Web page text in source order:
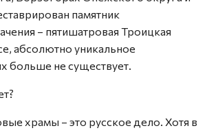
памятник
– пятишатровая Троицкая
абсолютно уникальное
больше не существует.
храмы – это русское дело. Хотя в